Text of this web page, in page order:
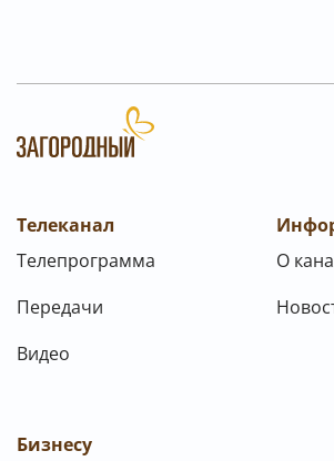
Телеканал
Телепрограмма
Передачи
Видео
О
Бизнесу